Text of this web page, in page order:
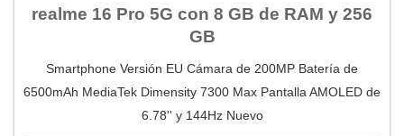
realme 16 Pro 5G con 8 GB de RAM y 256
GB
Smartphone Versión EU Cámara de 200MP Batería de
6500mAh MediaTek Dimensity 7300 Max Pantalla AMOLED de
6.78'' y 144Hz Nuevo